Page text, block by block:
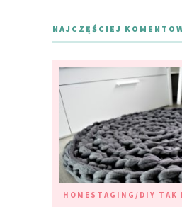
NAJCZĘŚCIEJ
HOMESTAGING/DIY TAK